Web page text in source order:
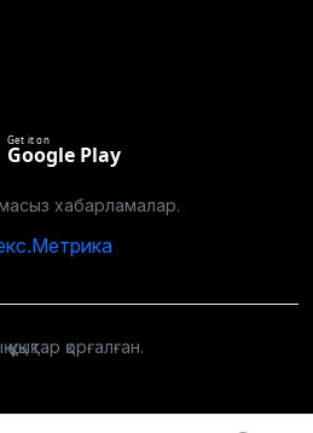
Get it on
Google Play
хабарламалар.
қорғалған.